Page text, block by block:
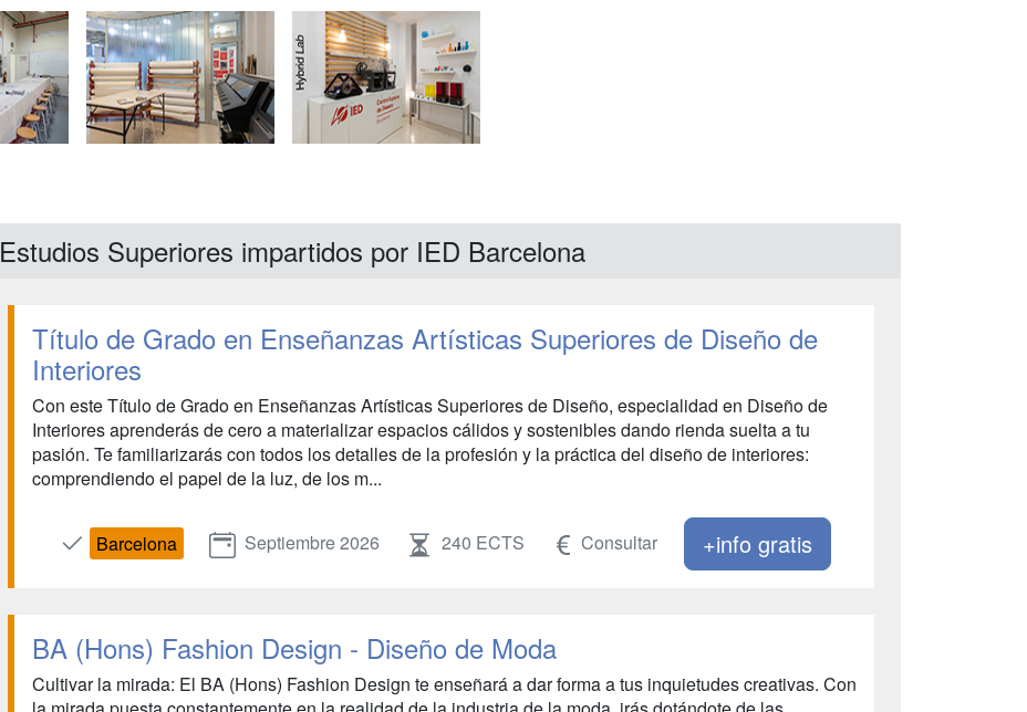
Estudios Superiores impartidos por IED Barcelona
Título de Grado en Enseñanzas Artísticas Superiores de Diseño de
Interiores
Con este Título de Grado en Enseñanzas Artísticas Superiores de Diseño, especialidad en Diseño de
Interiores aprenderás de cero a materializar espacios cálidos y sostenibles dando rienda suelta a tu
pasión. Te familiarizarás con todos los detalles de la profesión y la práctica del diseño de interiores:
comprendiendo el papel de la luz, de los m...
Barcelona Septiembre 2026 240 ECTS Consultar +info gratis
BA (Hons) Fashion Design - Diseño de Moda
Cultivar la mirada: El BA (Hons) Fashion Design te enseñará a dar forma a tus inquietudes creativas. Con